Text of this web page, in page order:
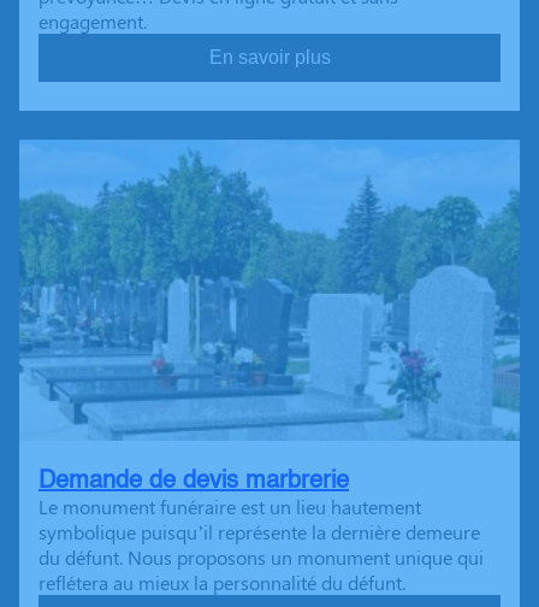
engagement.
En savoir plus
Demande de devis marbrerie
Le monument funéraire est un lieu hautement
symbolique puisqu’il représente la dernière demeure
du défunt. Nous proposons un monument unique qui
reflétera au mieux la personnalité du défunt.